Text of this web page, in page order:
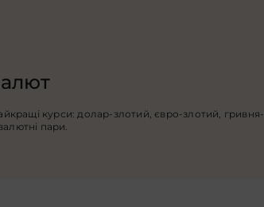
курси: долар-злотий, євро-злотий, гривня-
пари.